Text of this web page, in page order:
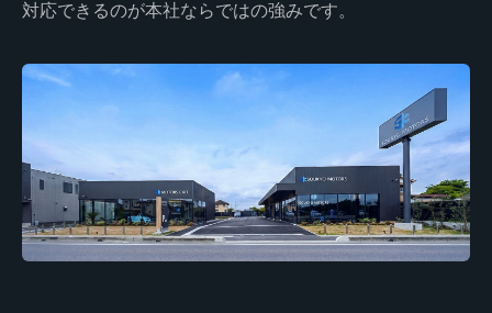
対応できるのが本社ならではの強みです。